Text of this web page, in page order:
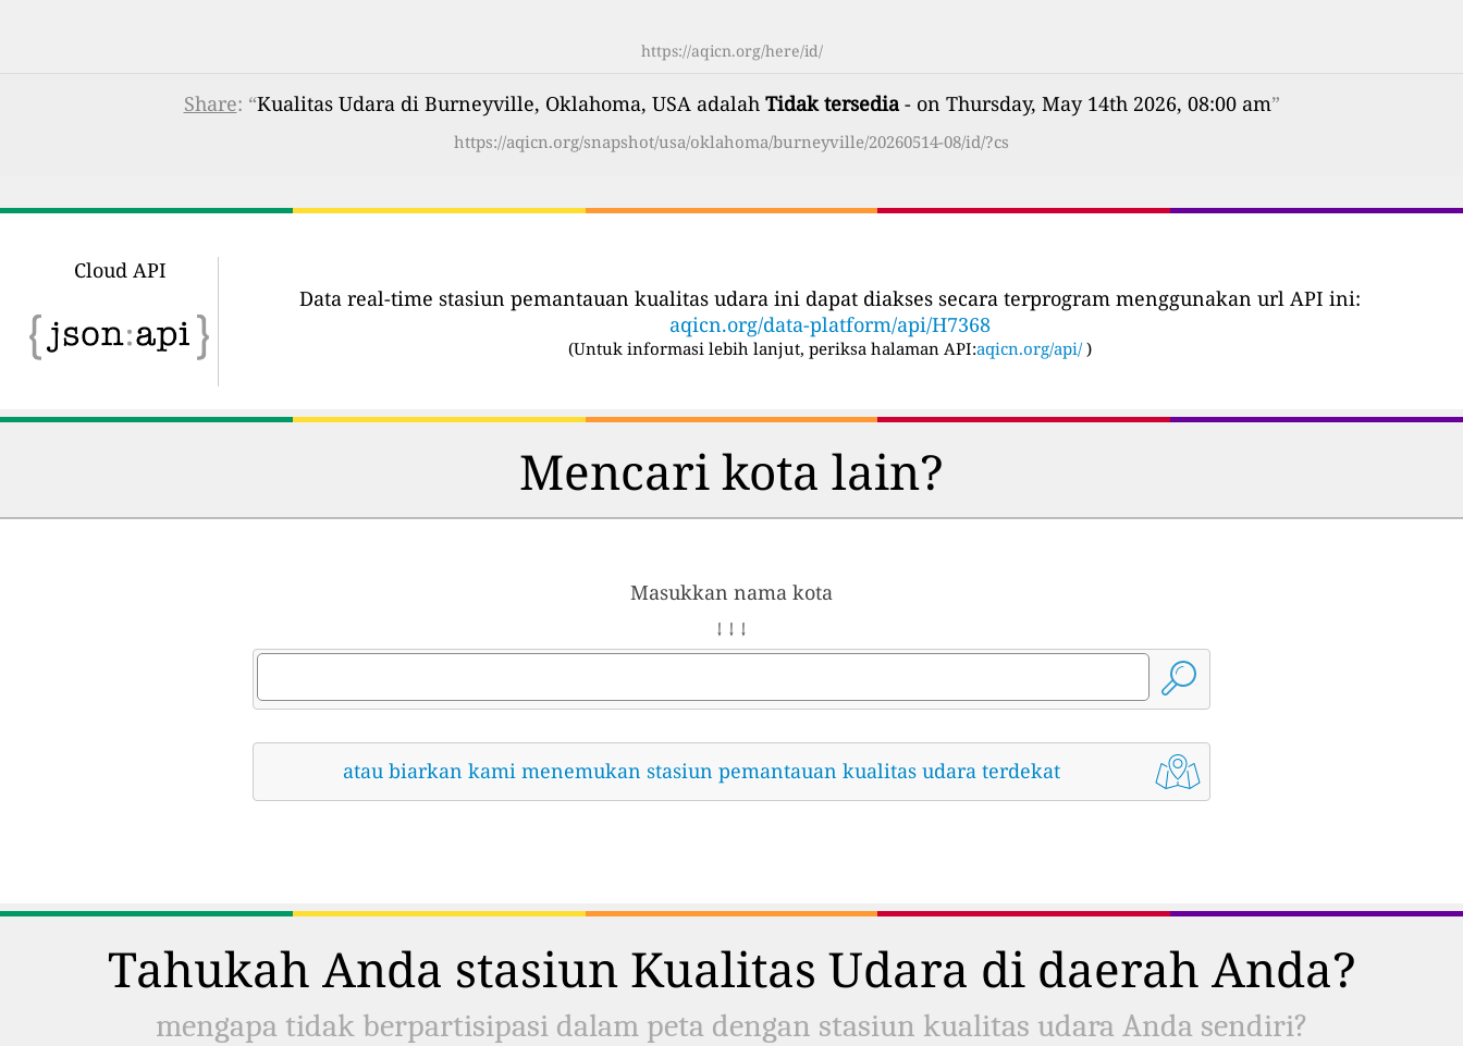
https://aqicn.org/here/id/
Share: “Kualitas Udara di Burneyville, Oklahoma, USA adalah Tidak tersedia- on Thursday, May 14th 2026, 08:00 am”
https://aqicn.org/snapshot/usa/oklahoma/burneyville/20260514-08/id/?cs
Cloud API
Data real-time stasiun pemantauan kualitas udara ini dapat diakses secara terprogram menggunakan url API ini:
aqicn.org/data-platform/api/H7368
(Untuk informasi lebih lanjut, periksa halaman API:aqicn.org/api/ )
Mencari kota lain?
Masukkan nama kota
↓ ↓ ↓
atau biarkan kami menemukan stasiun pemantauan kualitas udara terdekat
Tahukah Anda stasiun Kualitas Udara di daerah Anda?
mengapa tidak berpartisipasi dalam peta dengan stasiun kualitas udara Anda sendiri?